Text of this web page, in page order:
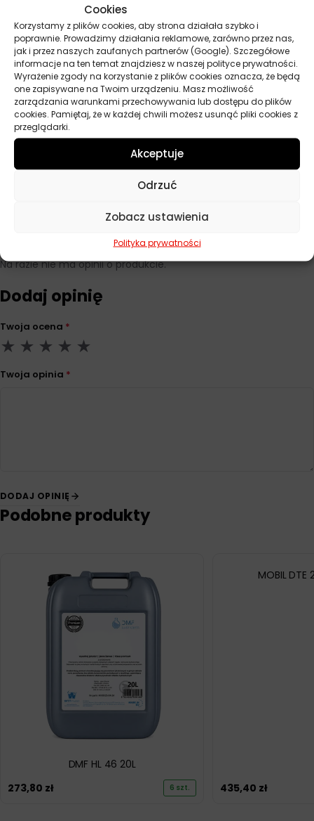
Cookies
Korzystamy z plików cookies, aby strona działała szybko i
poprawnie. Prowadzimy działania reklamowe, zarówno przez nas,
jak i przez naszych zaufanych partnerów (Google). Szczegółowe
informacje na ten temat znajdziesz w naszej polityce prywatności.
Wyrażenie zgody na korzystanie z plików cookies oznacza, że będą
one zapisywane na Twoim urządzeniu. Masz możliwość
zarządzania warunkami przechowywania lub dostępu do plików
cookies. Pamiętaj, że w każdej chwili możesz usunąć pliki cookies z
przeglądarki.
Akceptuje
Odrzuć
Zobacz ustawienia
Polityka prywatności
Parametry techniczne
Producent Orlen
Norma ISO 11158-HL, NO-91-A231: 1998
Przeznaczenie
5 l
ISO VG 32
Na razie nie ma opinii o produkcie.
Dodaj opinię
Twoja ocena *
Twoja opinia *
DODAJ OPINIĘ
Podobne produkty
DMF HL 46 20L
273,80 zł 6 szt.
MOBIL DTE
435,40 zł